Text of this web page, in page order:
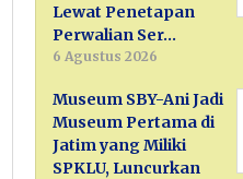
Lewat Penetapan
Perwalian Ser…
6 Agustus 2026
Museum SBY-Ani Jadi
Museum Pertama di
Jatim yang Miliki
SPKLU, Luncurkan